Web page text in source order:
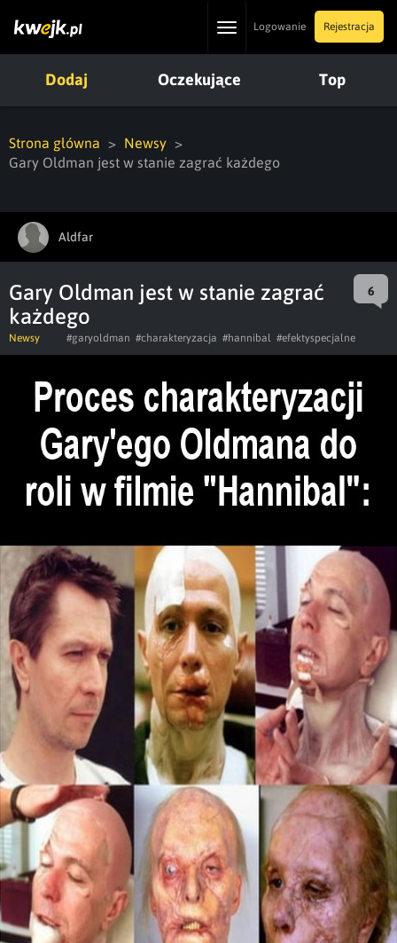
ToggleLogowanie Rejestracja
Dodaj Oczekujące Top
Strona główna
Newsy
Gary Oldman jest w stanie zagrać każdego
Aldfar
Gary Oldman jest w stanie zagrać
każdego
6
Newsy #garyoldman #charakteryzacja #hannibal #efektyspecjalne